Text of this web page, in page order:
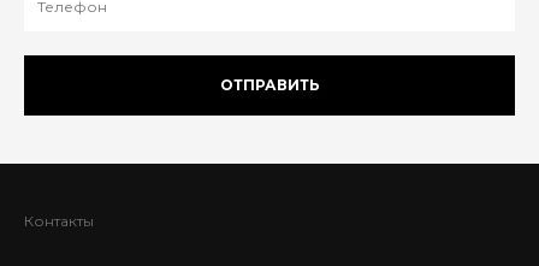
ОТПРАВИТЬ
Контакты